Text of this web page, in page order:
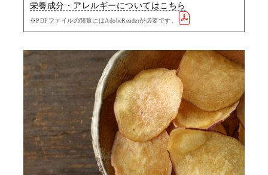
栄養成分・アレルギーについてはこちら
※PDFファイルの閲覧にはAdobeReaderが必要です。